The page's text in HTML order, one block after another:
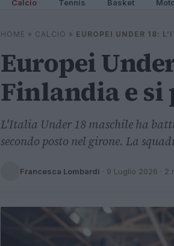
Calcio Tennis Basket
HOME » CALCIO » EUROPEI UNDER 18:
Europei
Finlandia e si
L'Italia Under 18 maschile ha
secondo posto nel girone. La
Francesca Lombardi · 9 Luglio 2026 · 2